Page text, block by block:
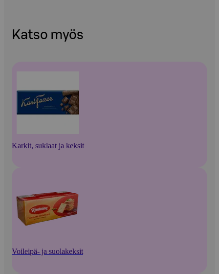
Katso myös
Karkit, suklaat ja keksit
Voileipä- ja suolakeksit